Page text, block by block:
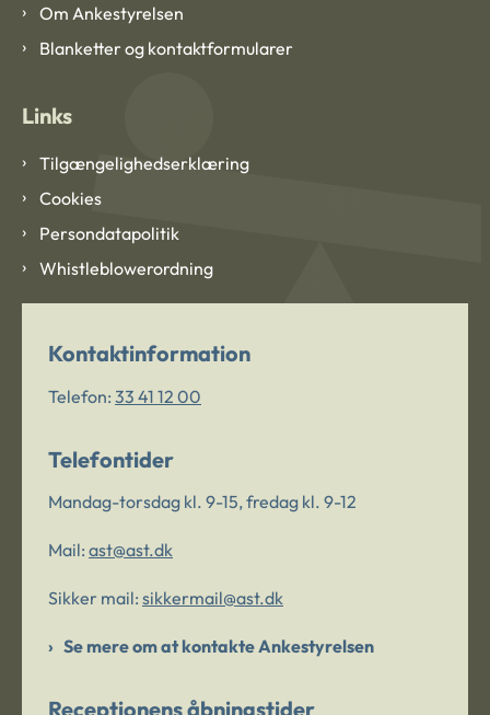
Om Ankestyrelsen
Blanketter og kontaktformularer
Links
Tilgængelighedserklæring
Cookies
Persondatapolitik
Whistleblowerordning
Kontaktinformation
Telefon: 33 41 12 00
Telefontider
Mandag-torsdag kl. 9-15, fredag kl. 9-12
Mail: ast@ast.dk
Sikker mail: sikkermail@ast.dk
Se mere om at kontakte Ankestyrelsen
Receptionens åbningstider